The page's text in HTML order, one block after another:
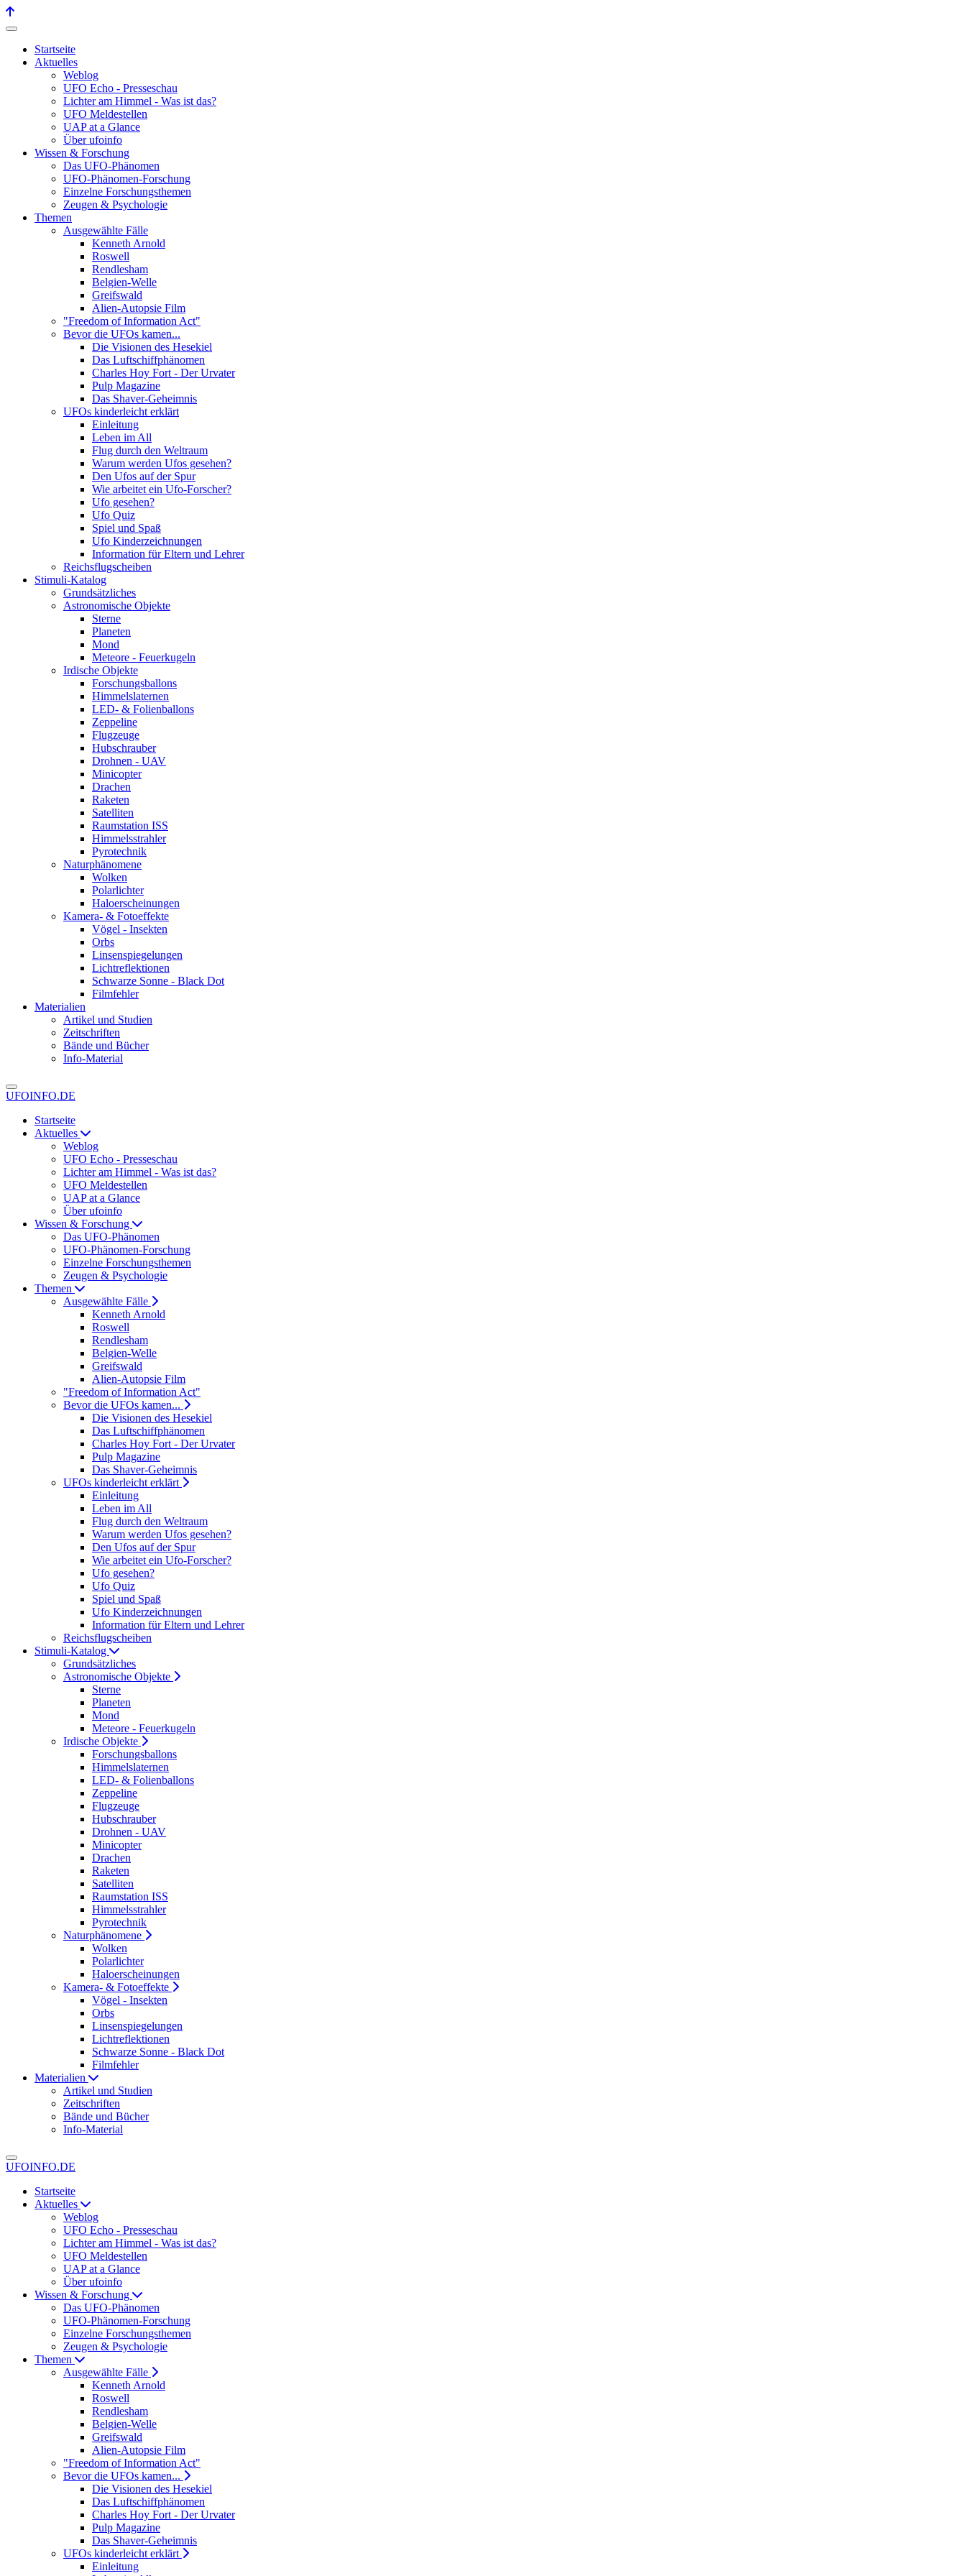
Startseite
Aktuelles
Weblog
UFO Echo - Presseschau
Lichter am Himmel - Was ist das?
UFO Meldestellen
UAP at a Glance
Über ufoinfo
Wissen & Forschung
Das UFO-Phänomen
UFO-Phänomen-Forschung
Einzelne Forschungsthemen
Zeugen & Psychologie
Themen
Ausgewählte Fälle
Kenneth Arnold
Roswell
Rendlesham
Belgien-Welle
Greifswald
Alien-Autopsie Film
"Freedom of Information Act"
Bevor die UFOs kamen...
Die Visionen des Hesekiel
Das Luftschiffphänomen
Charles Hoy Fort - Der Urvater
Pulp Magazine
Das Shaver-Geheimnis
UFOs kinderleicht erklärt
Einleitung
Leben im All
Flug durch den Weltraum
Warum werden Ufos gesehen?
Den Ufos auf der Spur
Wie arbeitet ein Ufo-Forscher?
Ufo gesehen?
Ufo Quiz
Spiel und Spaß
Ufo Kinderzeichnungen
Information für Eltern und Lehrer
Reichsflugscheiben
Stimuli-Katalog
Grundsätzliches
Astronomische Objekte
Sterne
Planeten
Mond
Meteore - Feuerkugeln
Irdische Objekte
Forschungsballons
Himmelslaternen
LED- & Folienballons
Zeppeline
Flugzeuge
Hubschrauber
Drohnen - UAV
Minicopter
Drachen
Raketen
Satelliten
Raumstation ISS
Himmelsstrahler
Pyrotechnik
Naturphänomene
Wolken
Polarlichter
Haloerscheinungen
Kamera- & Fotoeffekte
Vögel - Insekten
Orbs
Linsenspiegelungen
Lichtreflektionen
Schwarze Sonne - Black Dot
Filmfehler
Materialien
Artikel und Studien
Zeitschriften
Bände und Bücher
Info-Material
UFOINFO.DE
Startseite
Aktuelles
Weblog
UFO Echo - Presseschau
Lichter am Himmel - Was ist das?
UFO Meldestellen
UAP at a Glance
Über ufoinfo
Wissen & Forschung
Das UFO-Phänomen
UFO-Phänomen-Forschung
Einzelne Forschungsthemen
Zeugen & Psychologie
Themen
Ausgewählte Fälle
Kenneth Arnold
Roswell
Rendlesham
Belgien-Welle
Greifswald
Alien-Autopsie Film
"Freedom of Information Act"
Bevor die UFOs kamen...
Die Visionen des Hesekiel
Das Luftschiffphänomen
Charles Hoy Fort - Der Urvater
Pulp Magazine
Das Shaver-Geheimnis
UFOs kinderleicht erklärt
Einleitung
Leben im All
Flug durch den Weltraum
Warum werden Ufos gesehen?
Den Ufos auf der Spur
Wie arbeitet ein Ufo-Forscher?
Ufo gesehen?
Ufo Quiz
Spiel und Spaß
Ufo Kinderzeichnungen
Information für Eltern und Lehrer
Reichsflugscheiben
Stimuli-Katalog
Grundsätzliches
Astronomische Objekte
Sterne
Planeten
Mond
Meteore - Feuerkugeln
Irdische Objekte
Forschungsballons
Himmelslaternen
LED- & Folienballons
Zeppeline
Flugzeuge
Hubschrauber
Drohnen - UAV
Minicopter
Drachen
Raketen
Satelliten
Raumstation ISS
Himmelsstrahler
Pyrotechnik
Naturphänomene
Wolken
Polarlichter
Haloerscheinungen
Kamera- & Fotoeffekte
Vögel - Insekten
Orbs
Linsenspiegelungen
Lichtreflektionen
Schwarze Sonne - Black Dot
Filmfehler
Materialien
Artikel und Studien
Zeitschriften
Bände und Bücher
Info-Material
UFOINFO.DE
Startseite
Aktuelles
Weblog
UFO Echo - Presseschau
Lichter am Himmel - Was ist das?
UFO Meldestellen
UAP at a Glance
Über ufoinfo
Wissen & Forschung
Das UFO-Phänomen
UFO-Phänomen-Forschung
Einzelne Forschungsthemen
Zeugen & Psychologie
Themen
Ausgewählte Fälle
Kenneth Arnold
Roswell
Rendlesham
Belgien-Welle
Greifswald
Alien-Autopsie Film
"Freedom of Information Act"
Bevor die UFOs kamen...
Die Visionen des Hesekiel
Das Luftschiffphänomen
Charles Hoy Fort - Der Urvater
Pulp Magazine
Das Shaver-Geheimnis
UFOs kinderleicht erklärt
Einleitung